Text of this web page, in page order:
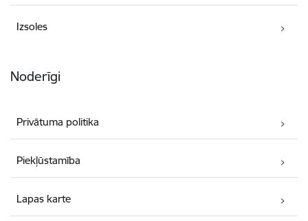
Izsoles
Noderīgi
Privātuma politika
Piekļūstamība
Lapas karte